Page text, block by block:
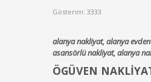
Gösterim: 3333
alanya nakliyat, alanya
asansörlü nakliyat, alanya
ÖGÜVEN